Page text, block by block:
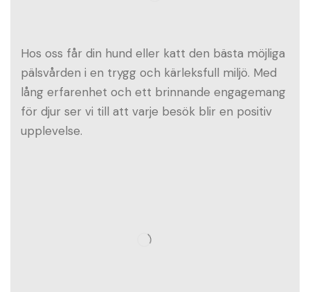
Hos oss får din hund eller katt den bästa möjliga
pälsvården i en trygg och kärleksfull miljö. Med
lång erfarenhet och ett brinnande engagemang
för djur ser vi till att varje besök blir en positiv
upplevelse.